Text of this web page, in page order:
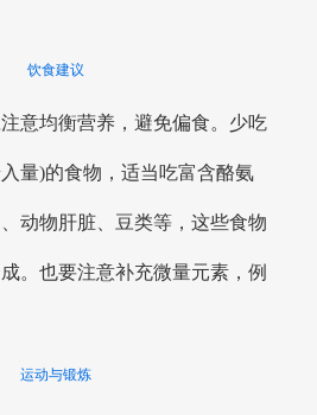
饮食建议
意均衡营养，避免偏食。少吃
量)的食物，适当吃富含酪氨
动物肝脏、豆类等，这些食物
。也要注意补充微量元素，例
运动与锻炼